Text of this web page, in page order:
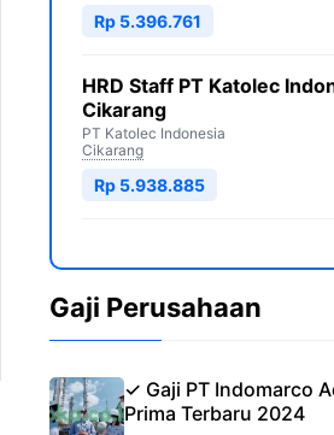
Rp 5.396.761
HRD Staff PT Katolec
Cikarang
PT Katolec Indonesia
Cikarang
Rp 5.938.885
Gaji Perusahaan
✓ Gaji PT Indomarco
Prima Terbaru 2024